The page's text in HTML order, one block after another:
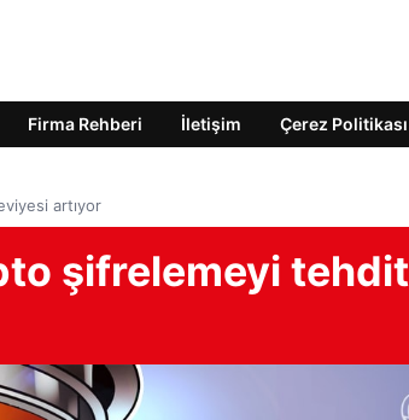
Firma Rehberi İletişim Çerez Politikası
artıyor
şifrelemeyi tehdit